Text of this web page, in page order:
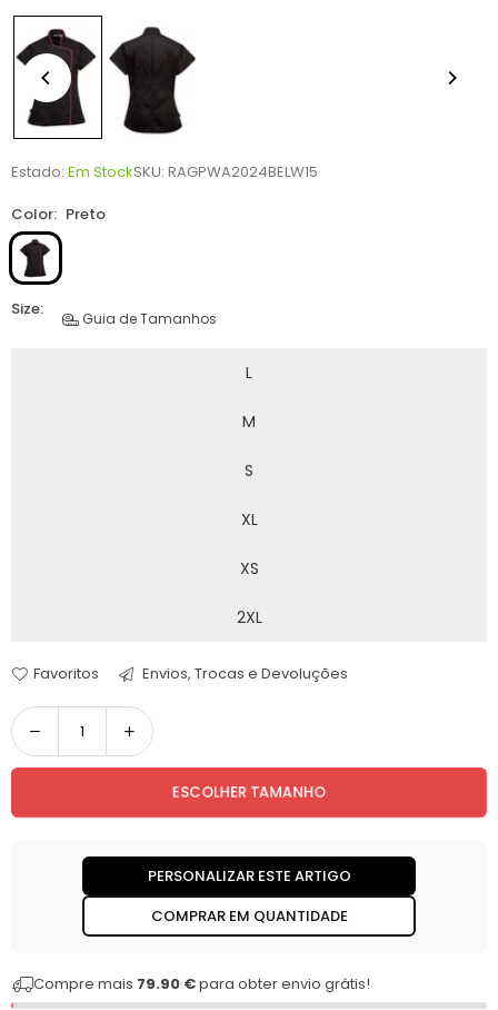
Estado: Em StockSKU: RAGPWA2024BELW15
Color: Preto
Size: Guia de Tamanhos
L
M
S
XL
XS
2XL
Favoritos Envios, Trocas e Devoluções
Quantidade
ESCOLHER TAMANHO
PERSONALIZAR ESTE ARTIGO
COMPRAR EM QUANTIDADE
Compre mais 79.90 €para obter envio grátis!